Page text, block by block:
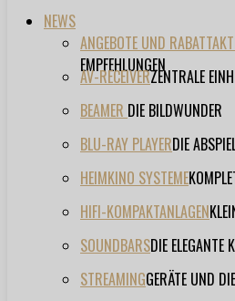
NEWS
ANGEBOTE UND
EMPFEHLUNGEN
AV-RECEIVERZENTRALE
BEAMER DIE BILDWUNDER
BLU-RAY PLAYERDIE
HEIMKINO SYSTEME
HIFI-KOMPAKTANLAGEN
SOUNDBARSDIE ELEGANTE
STREAMINGGERÄTE UND